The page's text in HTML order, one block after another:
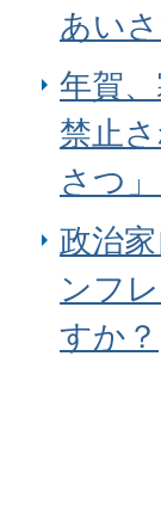
あい
年賀
禁止
さつ
政治
ンフ
すか？